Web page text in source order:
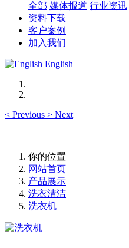
全部 媒体报道 行业资讯
资料下载
客户案例
加入我们
English
< Previous > Next
你的位置
网站首页
产品展示
洗衣清洁
洗衣机